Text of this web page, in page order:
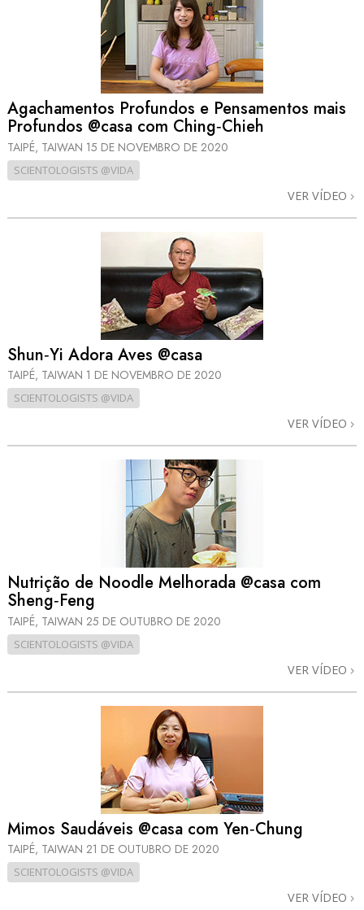
Agachamentos Profundos e Pensamentos mais
Profundos @casa com Ching‑Chieh
TAIPÉ, TAIWAN 15 DE NOVEMBRO DE 2020
SCIENTOLOGISTS @VIDA
VER VÍDEO
Shun‑Yi Adora Aves @casa
TAIPÉ, TAIWAN 1 DE NOVEMBRO DE 2020
SCIENTOLOGISTS @VIDA
VER VÍDEO
Nutrição de Noodle Melhorada @casa com
Sheng‑Feng
TAIPÉ, TAIWAN 25 DE OUTUBRO DE 2020
SCIENTOLOGISTS @VIDA
VER VÍDEO
Mimos Saudáveis @casa com Yen‑Chung
TAIPÉ, TAIWAN 21 DE OUTUBRO DE 2020
SCIENTOLOGISTS @VIDA
VER VÍDEO